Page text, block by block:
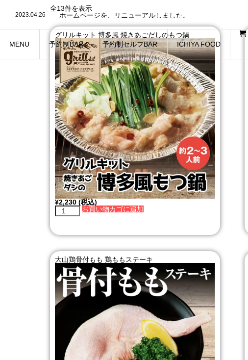
MENU 予約制BAR 予約制セルフBAR ICHIYA FOOD
2023.04.26 ホームページを、リニューアルしました。
全13件を表示
グリルキット 博多風 焼きあごだしのもつ鍋
¥2,230 (税込)
お買い物カゴに追加
大山鶏骨付もも 鶏ももステーキ